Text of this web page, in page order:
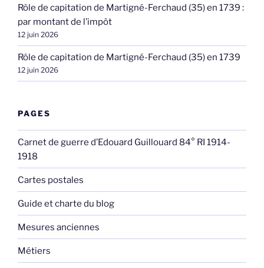
Rôle de capitation de Martigné-Ferchaud (35) en 1739 :
par montant de l’impôt
12 juin 2026
Rôle de capitation de Martigné-Ferchaud (35) en 1739
12 juin 2026
PAGES
Carnet de guerre d’Edouard Guillouard 84° RI 1914-
1918
Cartes postales
Guide et charte du blog
Mesures anciennes
Métiers